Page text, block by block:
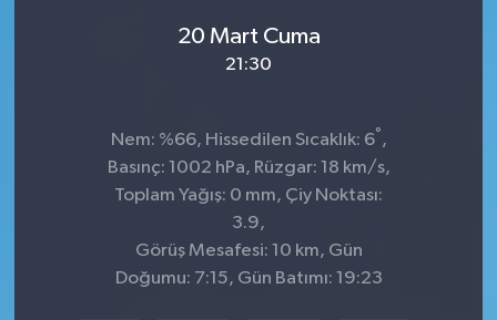
20 Mart Cuma
21:30
Nem: %66, Hissedilen Sıcaklık: 6° ,
Basınç: 1002 hPa, Rüzgar: 18 km/s,
Toplam Yağış: 0 mm, Çiy Noktası:
3.9,
Görüş Mesafesi: 10 km, Gün
Doğumu: 7:15, Gün Batımı: 19:23